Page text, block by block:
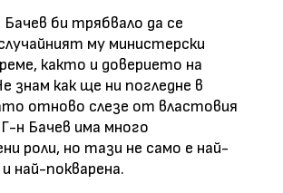
би трябвало да се
му министерски
както и доверието на
знам как ще ни погледне в
отново слезе от властовия
н Бачев има много
роли, но тази не само е най-
най-покварена.